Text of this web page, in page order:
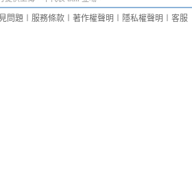
問題 服務條款 著作權聲明 隱私權聲明 客服